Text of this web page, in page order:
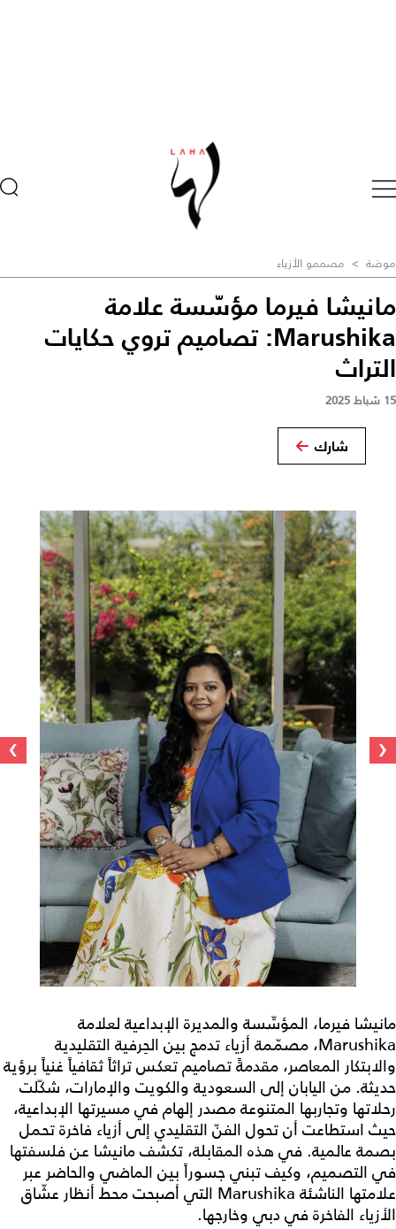
موضة > مصممو الأزياء
مانيشا فيرما مؤسّسة علامة
Marushika: تصاميم تروي حكايات
التراث
15 شباط 2025
شارك
‹
›
مانيشا فيرما، المؤسِّسة والمديرة الإبداعية لعلامة
Marushika، مصمّمة أزياء تدمج بين الحِرفية التقليدية
والابتكار المعاصر، مقدمةً تصاميم تعكس تراثاً ثقافياً غنياً برؤية
حديثة. من اليابان إلى السعودية والكويت والإمارات، شكّلت
رحلاتها وتجاربها المتنوعة مصدر إلهام في مسيرتها الإبداعية،
حيث استطاعت أن تحول الفنّ التقليدي إلى أزياء فاخرة تحمل
بصمة عالمية. في هذه المقابلة، تكشف مانيشا عن فلسفتها
في التصميم، وكيف تبني جسوراً بين الماضي والحاضر عبر
علامتها الناشئة Marushika التي أصبحت محط أنظار عشّاق
الأزياء الفاخرة في دبي وخارجها.